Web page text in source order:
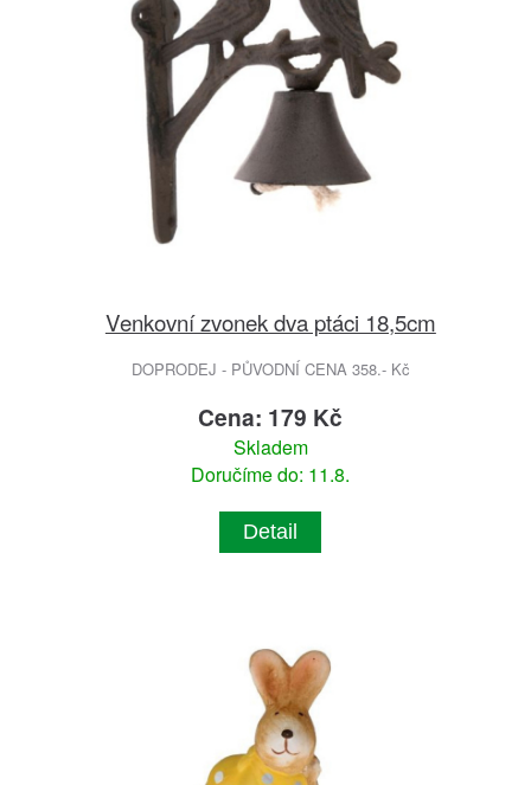
Venkovní zvonek dva ptáci 18,5cm
DOPRODEJ - PŮVODNÍ CENA 358.- Kč
Cena: 179 Kč
Skladem
Doručíme do: 11.8.
Detail